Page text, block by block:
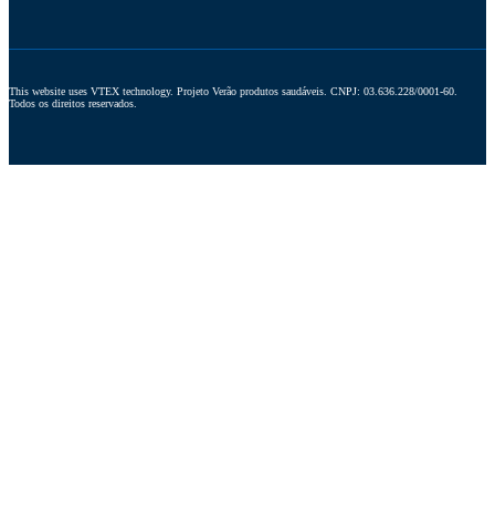
This website uses VTEX technology. Projeto Verão produtos saudáveis. CNPJ: 03.636.228/0001-60.
Todos os direitos reservados.